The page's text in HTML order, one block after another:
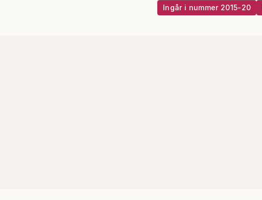
Ingår i nummer 2015-20